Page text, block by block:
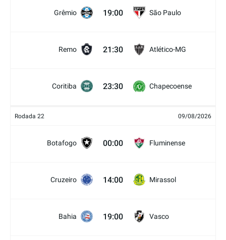
Grêmio 19:00 São Paulo
Remo 21:30 Atlético-MG
Coritiba 23:30 Chapecoense
Rodada 22 09/08/2026
Botafogo 00:00 Fluminense
Cruzeiro 14:00 Mirassol
Bahia 19:00 Vasco